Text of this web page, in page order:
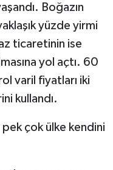
Boğazın
yüzde yirmi
ticaretinin ise
yol açtı. 60
varil fiyatları iki
kullandı.
çok ülke kendini